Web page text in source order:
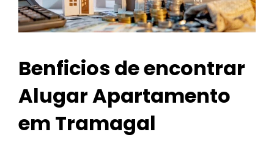
Benficios de encontrar
Alugar Apartamento
em Tramagal